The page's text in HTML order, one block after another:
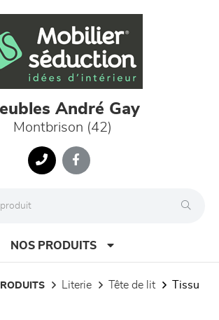
André Gay
Montbrison (42)
NOS PRODUITS
literie tête de lit tissu